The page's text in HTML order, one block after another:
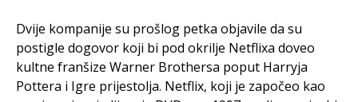
Dvije kompanije su prošlog petka objavile da su
postigle dogovor koji bi pod okrilje Netflixa doveo
kultne franšize Warner Brothersa poput Harryja
Pottera i Igre prijestolja. Netflix, koji je započeo kao